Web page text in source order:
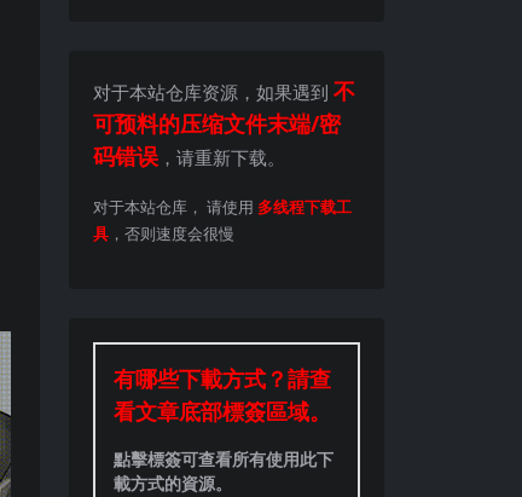
对于本站仓库资源，如果遇到 不
可预料的压缩文件末端/密
码错误 ，请重新下载。
对于本站仓库， 请使用 多线程下载工
具 ，否则速度会很慢
有哪些下載方式？請查
看文章底部標簽區域。
點擊標簽可查看所有使用此下
載方式的資源。